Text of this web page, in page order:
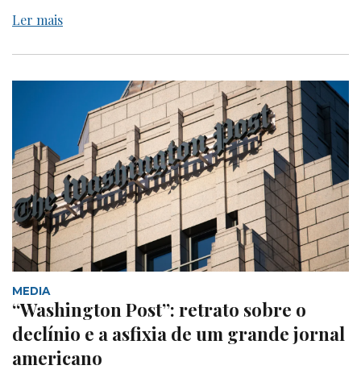
Ler mais
MEDIA
“Washington Post”: retrato sobre o
declínio e a asfixia de um grande jornal
americano